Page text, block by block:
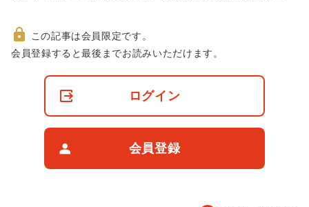
非
この記事は会員限定です。
会員登録すると最後までお読みいただけます。
ログイン
会員登録